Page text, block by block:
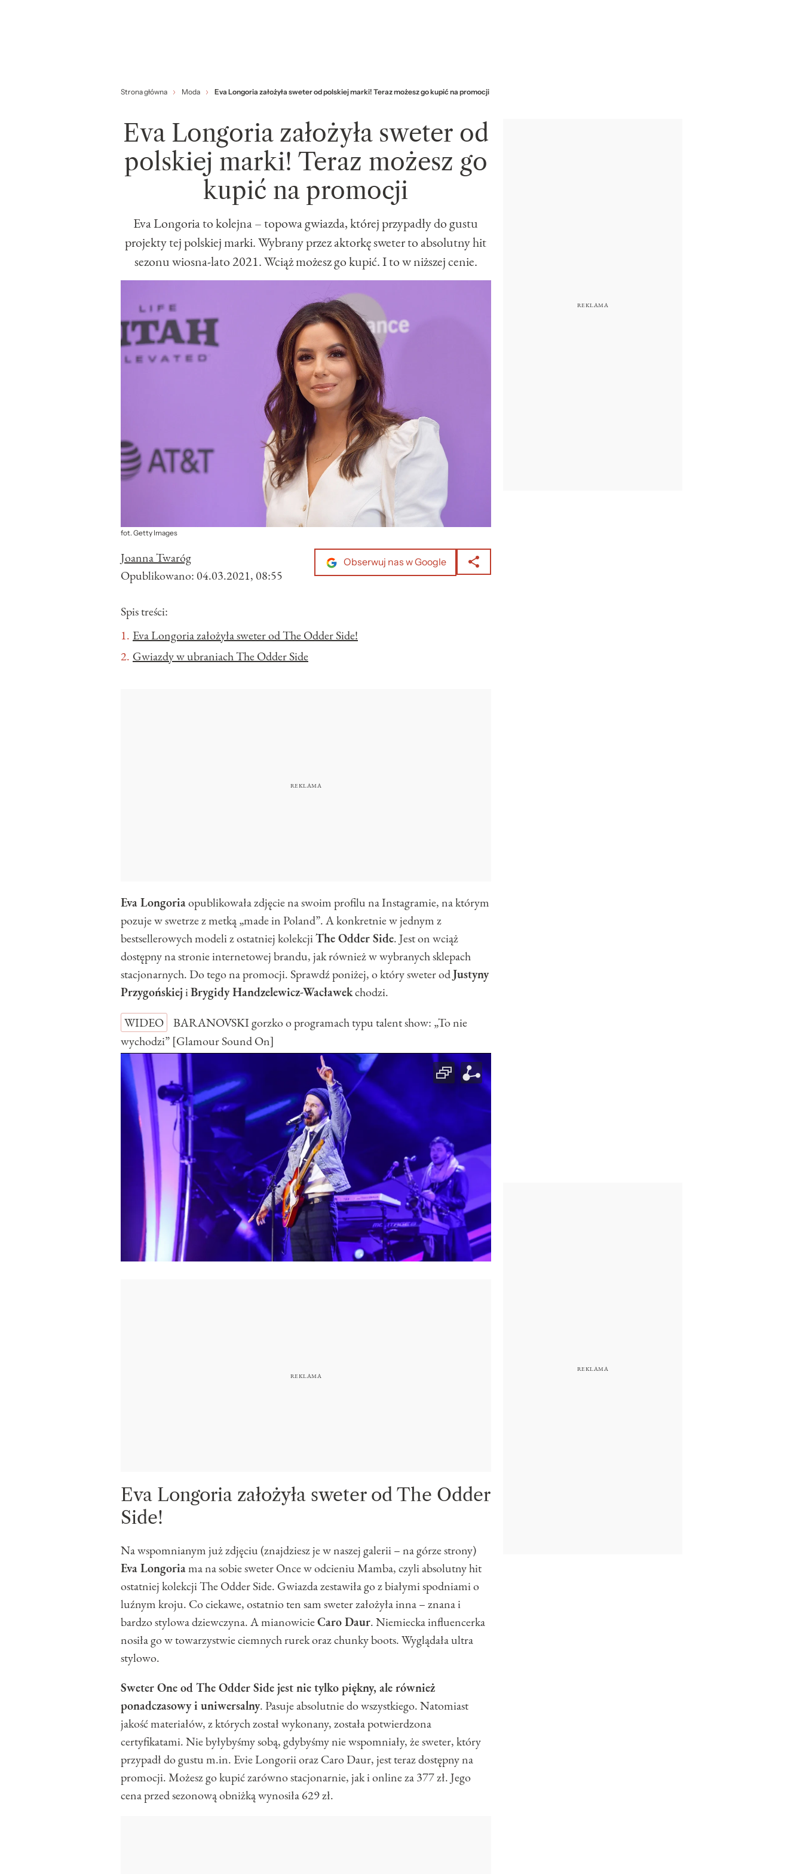
Strona główna Moda Eva Longoria założyła sweter od polskiej marki! Teraz możesz go kupić na promocji
Eva Longoria założyła sweter od
polskiej marki! Teraz możesz go
kupić na promocji
Eva Longoria to kolejna – topowa gwiazda, której przypadły do gustu
projekty tej polskiej marki. Wybrany przez aktorkę sweter to absolutny hit
sezonu wiosna-lato 2021. Wciąż możesz go kupić. I to w niższej cenie.
fot. Getty Images
Joanna Twaróg
Opublikowano: 04.03.2021, 08:55
Obserwuj nas w Google
Spis treści:
Eva Longoria założyła sweter od The Odder Side!
Gwiazdy w ubraniach The Odder Side
Eva Longoriaopublikowała zdjęcie na swoim profilu na Instagramie, na którym
pozuje w swetrze z metką „made in Poland”. A konkretnie w jednym z
bestsellerowych modeli z ostatniej kolekcjiThe Odder Side. Jest on wciąż
dostępny na stronie internetowej brandu, jak również w wybranych sklepach
stacjonarnych. Do tego na promocji. Sprawdź poniżej, o który sweter odJustyny
PrzygońskiejiBrygidy Handzelewicz-Wacławekchodzi.
WIDEO
BARANOVSKI gorzko o programach typu talent show: „To nie
wychodzi” [Glamour Sound On]
Eva Longoria założyła sweter od The Odder
Side!
Na wspomnianym już zdjęciu (znajdziesz je w naszej galerii – na górze strony)
Eva Longoriama na sobie sweter Once w odcieniu Mamba, czyli absolutny hit
ostatniej kolekcji The Odder Side. Gwiazda zestawiła go z białymi spodniami o
luźnym kroju. Co ciekawe, ostatnio ten sam sweter założyła inna – znana i
bardzo stylowa dziewczyna. A mianowicieCaro Daur. Niemiecka influencerka
nosiła go w towarzystwie ciemnych rurek oraz chunky boots. Wyglądała ultra
stylowo.
Sweter One od The Odder Side jest nie tylko piękny, ale również
ponadczasowy i uniwersalny. Pasuje absolutnie do wszystkiego. Natomiast
jakość materiałów, z których został wykonany, została potwierdzona
certyfikatami. Nie byłybyśmy sobą, gdybyśmy nie wspomniały, że sweter, który
przypadł do gustu m.in. Evie Longorii oraz Caro Daur, jest teraz dostępny na
promocji. Możesz go kupić zarówno stacjonarnie, jak i online za 377 zł. Jego
cena przed sezonową obniżką wynosiła 629 zł.